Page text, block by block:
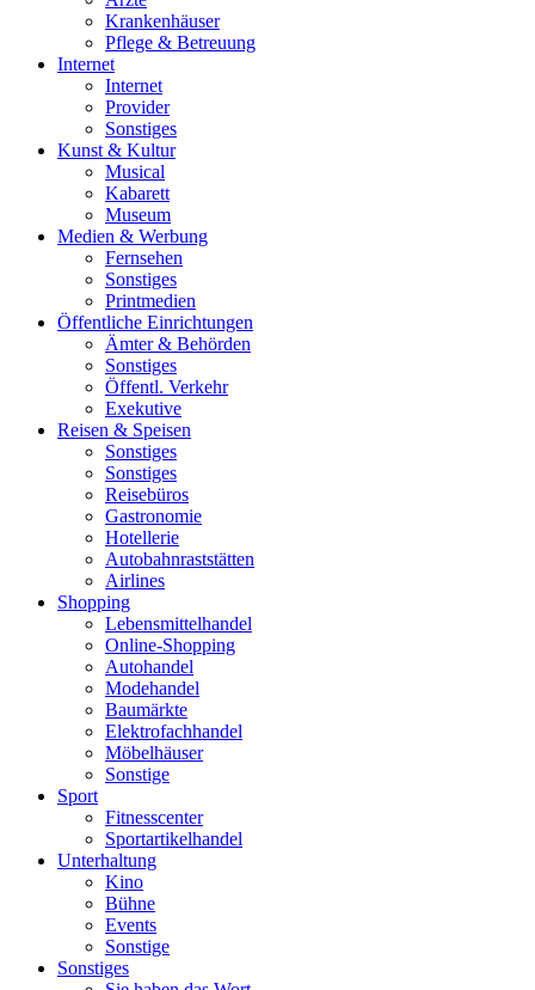
Krankenhäuser
Pflege & Betreuung
Internet
Internet
Provider
Sonstiges
Kunst & Kultur
Musical
Kabarett
Museum
Medien & Werbung
Fernsehen
Sonstiges
Printmedien
Öffentliche Einrichtungen
Ämter & Behörden
Sonstiges
Öffentl. Verkehr
Exekutive
Reisen & Speisen
Sonstiges
Sonstiges
Reisebüros
Gastronomie
Hotellerie
Autobahnraststätten
Airlines
Shopping
Lebensmittelhandel
Online-Shopping
Autohandel
Modehandel
Baumärkte
Elektrofachhandel
Möbelhäuser
Sonstige
Sport
Fitnesscenter
Sportartikelhandel
Unterhaltung
Kino
Bühne
Events
Sonstige
Sonstiges